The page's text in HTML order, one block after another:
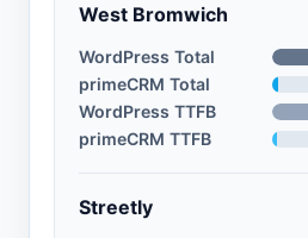
West Bromwich
WordPress Total
primeCRM Total
WordPress TTFB
primeCRM TTFB
Streetly